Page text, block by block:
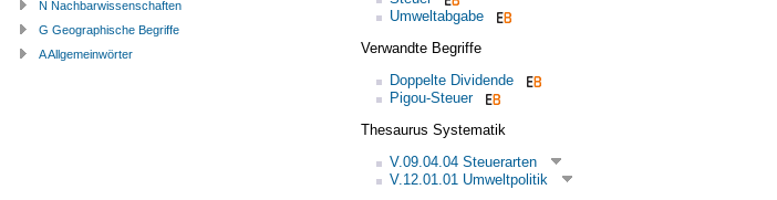
Umweltabgabe
Verwandte Begriffe
Doppelte Dividende
Pigou-Steuer
Thesaurus Systematik
V.09.04.04 Steuerarten
V.12.01.01 Umweltpolitik
N Nachbarwissenschaften
G Geographische Begriffe
A Allgemeinwörter